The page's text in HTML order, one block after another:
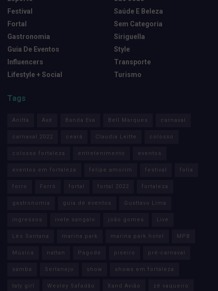
Festival
Fortal
Gastronomia
Guia De Eventos
Influencers
Lifestyle + Social
Saúde E Beleza
Sem Categoria
Siriguella
Style
Transporte
Turismo
Tags
Anitta Axé Banda Eva Bell Marques carnaval
carnaval 2022 ceará Claudia Leitte colosso
colosso fortaleza entretenimento eventos
eventos em fortaleza felipe amorim festival folia
forro Forró fortal fortal 2022 fortaleza
gastronomia guia de eventos Gusttavo Lima
ingressos ivete sangalo joão gomes Live
Léo Santana marina park marina park hotel MPB
Música nattan Pagode piseiro pré-carnaval
samba Sertanejo show shows em fortaleza
taty girl Wesley Safadão Xand Avião zé vaqueiro